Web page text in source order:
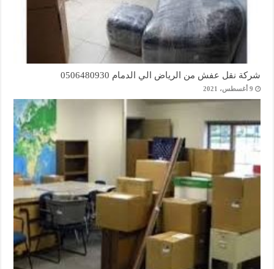
شركة نقل عفش من الرياض الي الدمام 0506480930
9 أغسطس، 2021